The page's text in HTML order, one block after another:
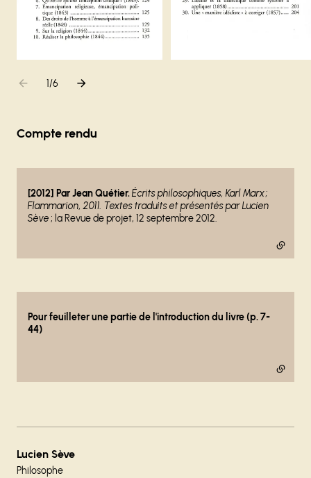
Aller à l'élément précédent
1sur
/6
Compte rendu
- lien externe
[2012] Par Jean Quétier.Écrits philosophiques, Karl Marx ;
Flammarion, 2011. Textes traduits et présentés par Lucien
Sève; la Revue de projet, 12 septembre 2012.
- lien externe
Pour feuilleter une partie de l'introduction du livre (p. 7-
44)
Lucien Sève
Philosophe